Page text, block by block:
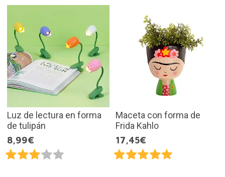
Luz de lectura en forma
de tulipán
8,99€
Maceta con forma de
Frida Kahlo
17,45€